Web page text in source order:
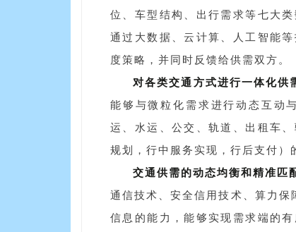
位、车型结构、出行需求等七大
通过大数据、云计算、人工智能
度策略，并同时反馈给供需双方。
对各类交通方式进行一体化供
能够与微粒化需求进行动态互动
运、水运、公交、轨道、出租车
规划，行中服务实现，行后支付）
交通供需的动态均衡和精准匹
通信技术、安全信用技术、算力
信息的能力，能够实现需求端的